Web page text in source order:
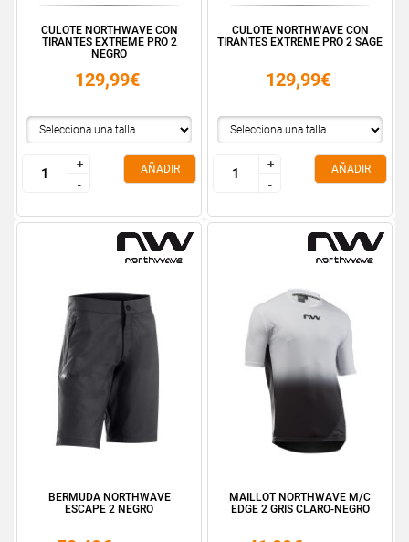
CULOTE NORTHWAVE CON
TIRANTES EXTREME PRO 2
NEGRO
129,99€
+
-
+
-
AÑADIR
CULOTE NORTHWAVE CON
TIRANTES EXTREME PRO 2 SAGE
129,99€
+
-
+
-
AÑADIR
BERMUDA NORTHWAVE
ESCAPE 2 NEGRO
MAILLOT NORTHWAVE M/C
EDGE 2 GRIS CLARO-NEGRO